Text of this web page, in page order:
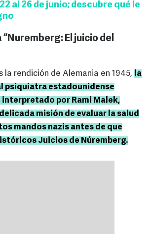
al 26 de junio; descubre qué le
El juicio del
la rendición de Alemania en 1945, la
psiquiatra estadounidense
interpretado por Rami Malek,
misión de evaluar la salud
mandos nazis antes de que
Juicios de Núremberg.